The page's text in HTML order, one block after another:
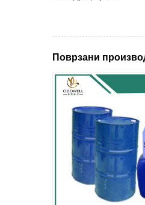
Поврзани